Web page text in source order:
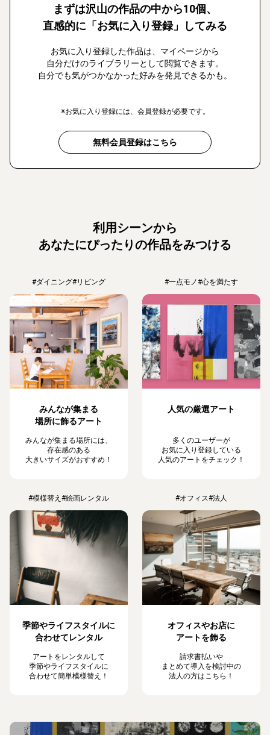
まずは沢山の作品の中から10個、
直感的に「お気に入り登録」してみる
お気に入り登録した作品は、マイページから
自分だけのライブラリーとして閲覧できます。
自分でも気がつかなかった好みを発見できるかも。
※お気に入り登録には、会員登録が必要です。
無料会員登録はこちら
利用シーンから
あなたにぴったりの作品をみつける
#ダイニング#リビング
みんなが集まる
場所に飾るアート
みんなが集まる場所には、
存在感のある
大きいサイズがおすすめ！
#一点モノ#心を満たす
人気の厳選アート
多くのユーザーが
お気に入り登録している
人気のアートをチェック！
#模様替え #絵画レンタル
季節やライフスタイルに
合わせてレンタル
アートをレンタルして
季節やライフスタイルに
合わせて簡単模様替え！
#オフィス#法人
オフィスやお店に
アートを飾る
請求書払いや
まとめて導入を検討中の
法人の方はこちら！